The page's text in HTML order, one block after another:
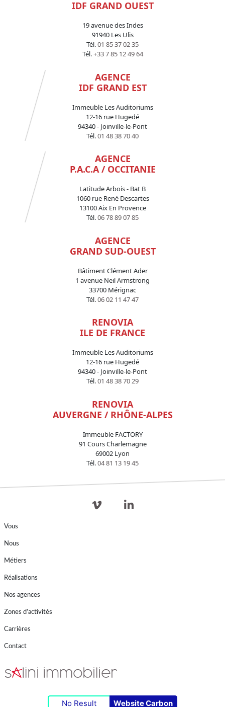
IDF GRAND OUEST
19 avenue des Indes
91940 Les Ulis
Tél.01 85 37 02 35
Tél.+33 7 85 12 49 64
AGENCE
IDF GRAND EST
Immeuble Les Auditoriums
12-16 rue Hugedé
94340 - Joinville-le-Pont
Tél.01 48 38 70 40
AGENCE
P.A.C.A / OCCITANIE
Latitude Arbois - Bat B
1060 rue René Descartes
13100 Aix En Provence
Tél.06 78 89 07 85
AGENCE
GRAND SUD-OUEST
Bâtiment Clément Ader
1 avenue Neil Armstrong
33700 Mérignac
Tél.06 02 11 47 47
RENOVIA
ILE DE FRANCE
Immeuble Les Auditoriums
12-16 rue Hugedé
94340 - Joinville-le-Pont
Tél.01 48 38 70 29
RENOVIA
AUVERGNE / RHÔNE-ALPES
Immeuble FACTORY
91 Cours Charlemagne
69002 Lyon
Tél.04 81 13 19 45
Vous
Nous
Métiers
Réalisations
Nos agences
Zones d’activités
Carrières
Contact
No Result Website Carbon